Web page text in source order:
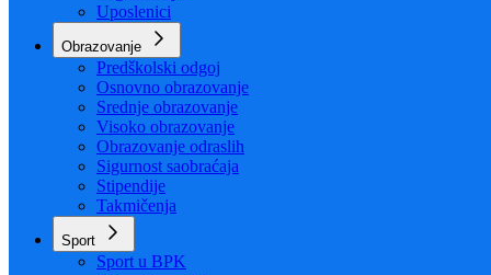
Ministar
Nadležnosti
Organizacija
Uposlenici
Obrazovanje
Predškolski odgoj
Osnovno obrazovanje
Srednje obrazovanje
Visoko obrazovanje
Obrazovanje odraslih
Sigurnost saobraćaja
Stipendije
Takmičenja